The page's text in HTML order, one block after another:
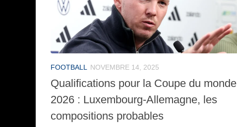
FOOTBALL NOVEMBRE 14, 2025
Qualifications pour la Coupe du monde
2026 : Luxembourg-Allemagne, les
compositions probables